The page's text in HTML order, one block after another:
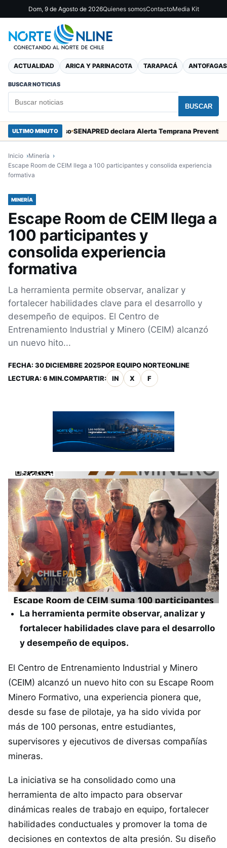
Dom, 9 de Agosto de 2026Quienes somosContactoMedia Kit
ACTUALIDAD ARICA Y PARINACOTA TARAPACÁ
BUSCAR NOTICIAS
BUSCAR
ULTIMO MINUTO
Valparaíso SENAPRED declara Alerta Temprana Preventiva en Tarapacá por lluvias, nevadas y tormentas eléctricas
Inicio
Minería
Escape Room de CEIM llega a 100 participantes y consolida experiencia
formativa
MINERÍA
Escape Room de CEIM llega a
100 participantes y
consolida experiencia
formativa
La herramienta permite observar, analizar y
fortalecer habilidades clave para el desarrollo y
desempeño de equipos. El Centro de
Entrenamiento Industrial y Minero (CEIM) alcanzó
un nuevo hito...
FECHA: 30 DICIEMBRE 2025POR EQUIPO NORTEONLINE
LECTURA: 6 MIN.COMPARTIR: IN X F
La herramienta permite observar, analizar y
fortalecer habilidades clave para el desarrollo
y desempeño de equipos.
El Centro de Entrenamiento Industrial y Minero
(CEIM) alcanzó un nuevo hito con su Escape Room
Minero Formativo, una experiencia pionera que,
desde su fase de pilotaje, ya ha sido vivida por
más de 100 personas, entre estudiantes,
supervisores y ejecutivos de diversas compañías
mineras.
La iniciativa se ha consolidado como una
herramienta de alto impacto para observar
dinámicas reales de trabajo en equipo, fortalecer
habilidades conductuales y promover la toma de
decisiones en contextos de alta presión. Su diseño